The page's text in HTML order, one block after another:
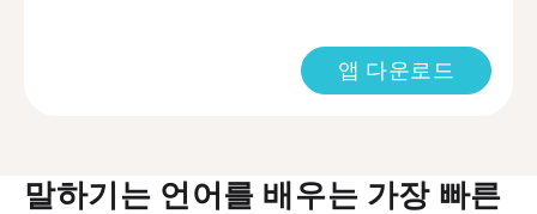
앱 다운로드
말하기는 언어를 배우는 가장 빠른